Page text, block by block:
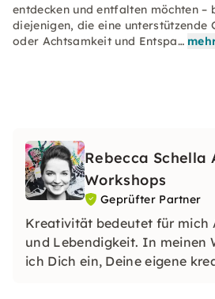
entdecken und entfalten möchten –
diejenigen, die eine unterstützende
oder Achtsamkeit und Entspa…
Rebecca Schella
Workshops
Geprüfter Partner
Kreativität bedeutet für mich
und Lebendigkeit. In meinen
ich Dich ein, Deine eigene